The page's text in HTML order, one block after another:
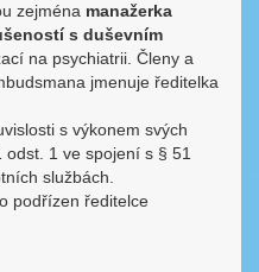
zejména manažerka
s duševním
na psychiatrii. Členy a
jmenuje ředitelka
s výkonem svých
odst. 1 ve spojení s § 51
službách.
podřízen ředitelce